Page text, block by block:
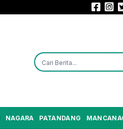
Dewa United
NAGARA PATANDANG